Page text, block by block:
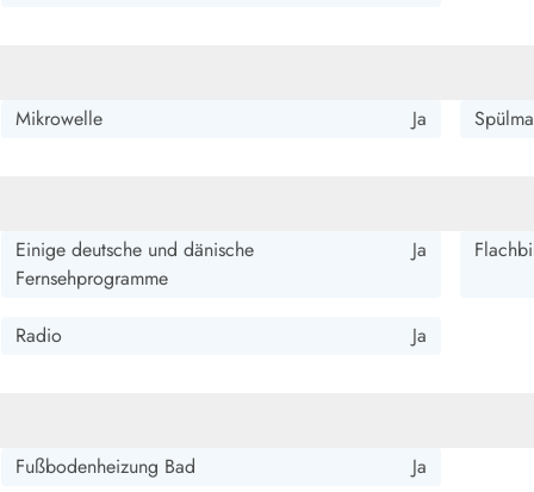
Mikrowelle Ja
Einige deutsche und dänische
Fernsehprogramme
Ja
Radio Ja
Fußbodenheizung Bad Ja